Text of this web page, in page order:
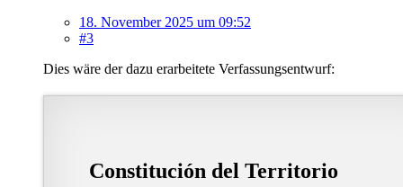
18. November 2025 um 09:52
#3
Dies wäre der dazu erarbeitete Verfassungsentwurf:
Constitución del Territorio